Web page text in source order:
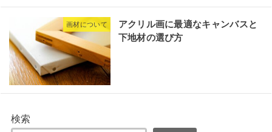
画材について
アクリル画に最適なキャンバスと
下地材の選び方
検索